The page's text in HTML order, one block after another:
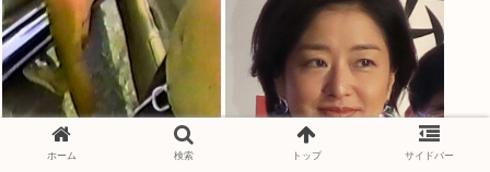
樹里と中学生のカーセクロス
完全版。新事実発見した！
サンモニ「永住権は生活の基
盤」「外国人を締め上げれば
ホーム 検索 トップ サイドバー